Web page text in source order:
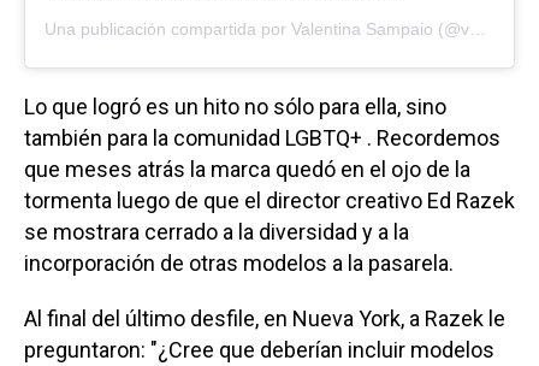
Una publicación compartida por Valentina Sampaio (@valentts) el
Lo que logró es un hito no sólo para ella, sino
también para la comunidad LGBTQ+ . Recordemos
que meses atrás la marca quedó en el ojo de la
tormenta luego de que el director creativo Ed Razek
se mostrara cerrado a la diversidad y a la
incorporación de otras modelos a la pasarela.
Al final del último desfile, en Nueva York, a Razek le
preguntaron: "¿Cree que deberían incluir modelos